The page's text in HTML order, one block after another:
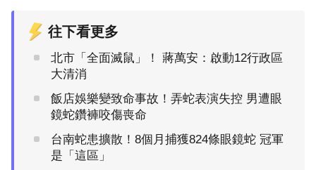
往下看更多
北市「全面滅鼠」！ 蔣萬安：啟動12行政區
大清消
飯店娛樂變致命事故！弄蛇表演失控 男遭眼
鏡蛇鑽褲咬傷喪命
台南蛇患擴散！8個月捕獲824條眼鏡蛇 冠軍
是「這區」